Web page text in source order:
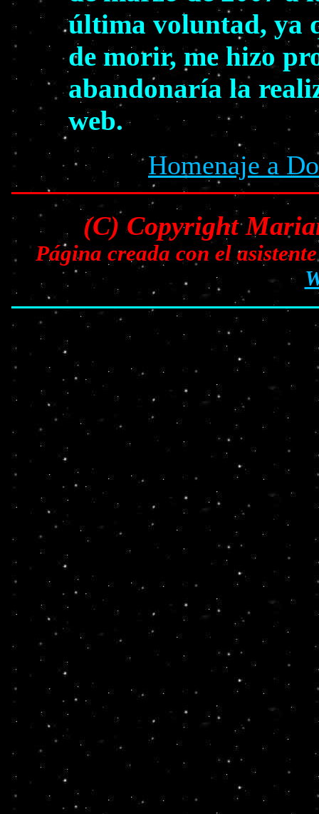
última voluntad, ya
de morir, me hizo
abandonaría la
web.
Homenaje a
(C) Copyright
Página creada con el